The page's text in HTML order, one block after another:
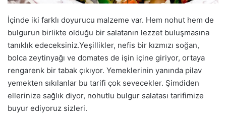
d
r
e
İçinde iki farklı doyurucu malzeme var. Hem nohut hem de
bulgurun birlikte olduğu bir salatanın lezzet buluşmasına
tanıklık edeceksiniz.Yeşillikler, nefis bir kızmızı soğan,
bolca zeytinyağı ve domates de işin içine giriyor, ortaya
rengarenk bir tabak çıkıyor. Yemeklerinin yanında pilav
yemekten sıkılanlar bu tarifi çok sevecekler. Şimdiden
ellerinize sağlık diyor, nohutlu bulgur salatası tarifimize
buyur ediyoruz sizleri.